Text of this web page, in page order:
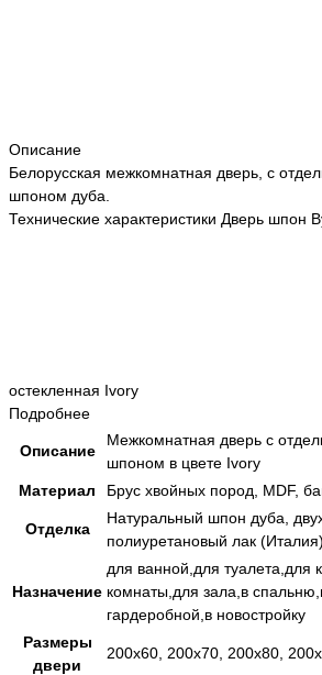
Описание
Белорусская межкомнатная дверь, с
шпоном дуба.
Технические характеристики Дверь шпон
остекленная Ivory
Подробнее
Описание
Межкомнатная дверь с
шпоном в цвете Ivory
Материал
Брус хвойных пород, MDF,
Отделка
Натуральный шпон дуба,
полиуретановый лак (Италия)
Назначение
для ванной,для туалета,для
комнаты,для зала,в
гардеробной,в новостройку
Размеры
двери
200х60, 200х70, 200х80,